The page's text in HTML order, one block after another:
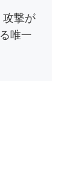
攻撃が
唯一